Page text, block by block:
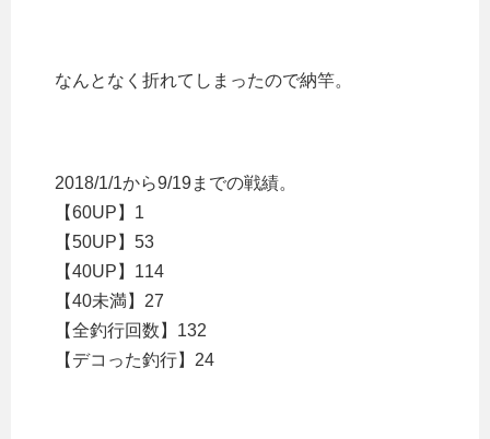
なんとなく折れてしまったので納竿。
2018/1/1から9/19までの戦績。
【60UP】1
【50UP】53
【40UP】114
【40未満】27
【全釣行回数】132
【デコった釣行】24